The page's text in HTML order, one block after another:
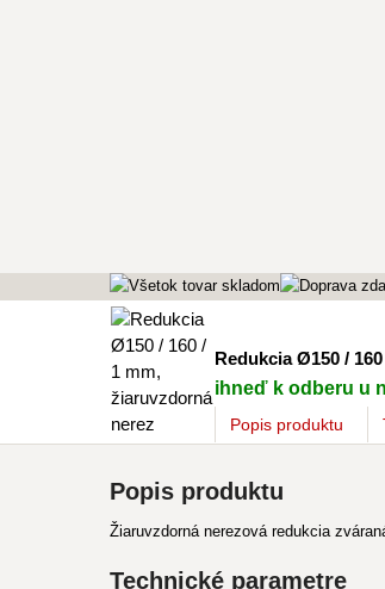
Redukcia Ø150 /
ihneď k odberu u
Popis produktu
Popis produktu
Žiaruvzdorná nerezová redukcia
Technické parametre